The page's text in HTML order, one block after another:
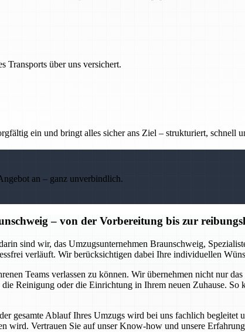
Transports über uns versichert.
ein und bringt alles sicher ans Ziel – strukturiert, schnell
an – ganz unverbindlich.
– von der Vorbereitung bis zur
sind wir, das Umzugsunternehmen Braunschweig,
verläuft. Wir berücksichtigen dabei Ihre individuellen
Teams verlassen zu können. Wir übernehmen nicht nur
Reinigung oder die Einrichtung in Ihrem neuen Zuhause.
gesamte Ablauf Ihres Umzugs wird bei uns fachlich
wird. Vertrauen Sie auf unser Know-how und unsere